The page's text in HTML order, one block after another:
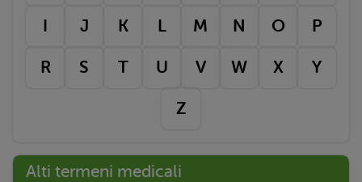
I J K L M N O P
R S T U V W X Y
Z
Alti termeni medicali